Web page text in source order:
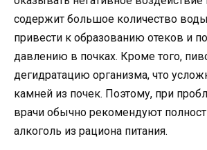
содержит большое количество
привести к образованию отеков и
давлению в почках. Кроме того,
дегидратацию организма, что
камней из почек. Поэтому, при
врачи обычно рекомендуют
алкоголь из рациона питания.